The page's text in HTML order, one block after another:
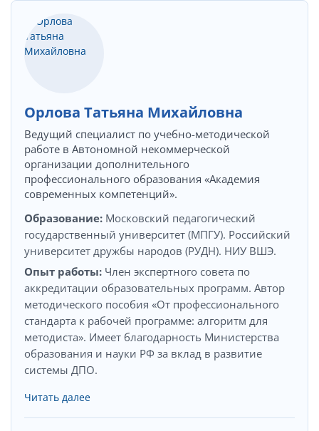
Орлова Татьяна Михайловна
Ведущий специалист по учебно-методической
работе в Автономной некоммерческой
организации дополнительного
профессионального образования «Академия
современных компетенций».
Образование: Московский педагогический
государственный университет (МПГУ). Российский
университет дружбы народов (РУДН). НИУ ВШЭ.
Опыт работы: Член экспертного совета по
аккредитации образовательных программ. Автор
методического пособия «От профессионального
стандарта к рабочей программе: алгоритм для
методиста». Имеет благодарность Министерства
образования и науки РФ за вклад в развитие
системы ДПО.
Читать далее